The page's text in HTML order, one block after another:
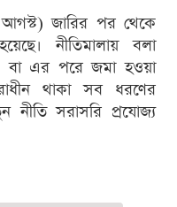
জারির পর থেকে
নীতিমালায় বলা
এর পরে জমা হওয়া
থাকা সব ধরণের
নীতি সরাসরি প্রযোজ্য